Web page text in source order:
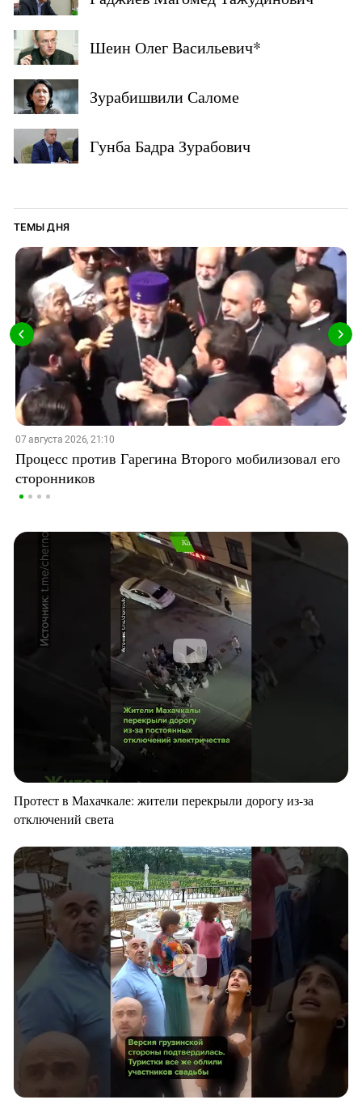
Шеин Олег Васильевич*
Зурабишвили Саломе
Гунба Бадра Зурабович
ТЕМЫ ДНЯ
07 августа 2026, 21:10
Процесс против Гарегина Второго мобилизовал его
сторонников
Протест в Махачкале: жители перекрыли дорогу из-за
отключений света